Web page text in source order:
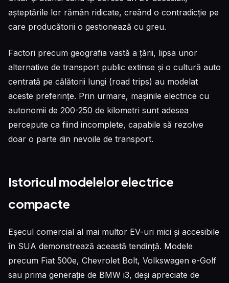
așteptările lor rămân ridicate, creând o contradicție pe
care producătorii o gestionează cu greu.
Factori precum geografia vastă a țării, lipsa unor
alternative de transport public extinse și o cultură auto
centrată pe călătorii lungi (road trips) au modelat
aceste preferințe. Prin urmare, mașinile electrice cu
autonomii de 200-250 de kilometri sunt adesea
percepute ca fiind incomplete, capabile să rezolve
doar o parte din nevoile de transport.
Istoricul modelelor electrice
compacte
Eșecul comercial al mai multor EV-uri mici și accesibile
în SUA demonstrează această tendință. Modele
precum Fiat 500e, Chevrolet Bolt, Volkswagen e-Golf
sau prima generație de BMW i3, deși apreciate de